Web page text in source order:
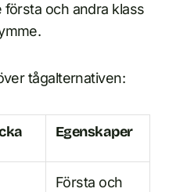
och andra klass
tågalternativen:
Egenskaper
Första och